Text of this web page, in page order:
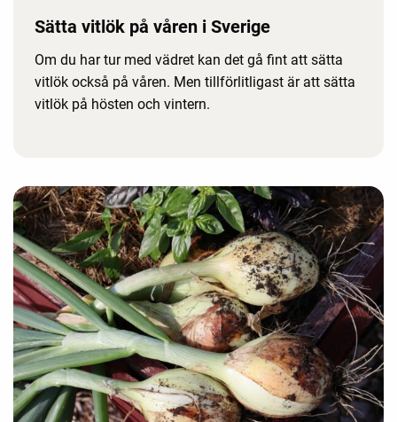
Sätta vitlök på våren i Sverige
Om du har tur med vädret kan det gå fint att sätta
vitlök också på våren. Men tillförlitligast är att sätta
vitlök på hösten och vintern.